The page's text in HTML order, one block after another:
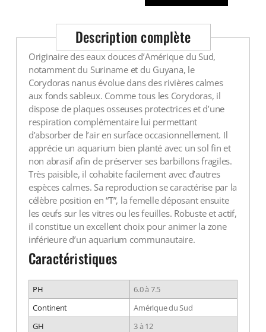
Description complète
Originaire des eaux douces d’Amérique du Sud,
notamment du Suriname et du Guyana, le
Corydoras nanus évolue dans des rivières calmes
aux fonds sableux. Comme tous les Corydoras, il
dispose de plaques osseuses protectrices et d’une
respiration complémentaire lui permettant
d’absorber de l’air en surface occasionnellement. Il
apprécie un aquarium bien planté avec un sol fin et
non abrasif afin de préserver ses barbillons fragiles.
Très paisible, il cohabite facilement avec d’autres
espèces calmes. Sa reproduction se caractérise par la
célèbre position en “T”, la femelle déposant ensuite
les œufs sur les vitres ou les feuilles. Robuste et actif,
il constitue un excellent choix pour animer la zone
inférieure d’un aquarium communautaire.
Caractéristiques
PH
6.0 à 7.5
Continent
Amérique du Sud
GH
3 à 12